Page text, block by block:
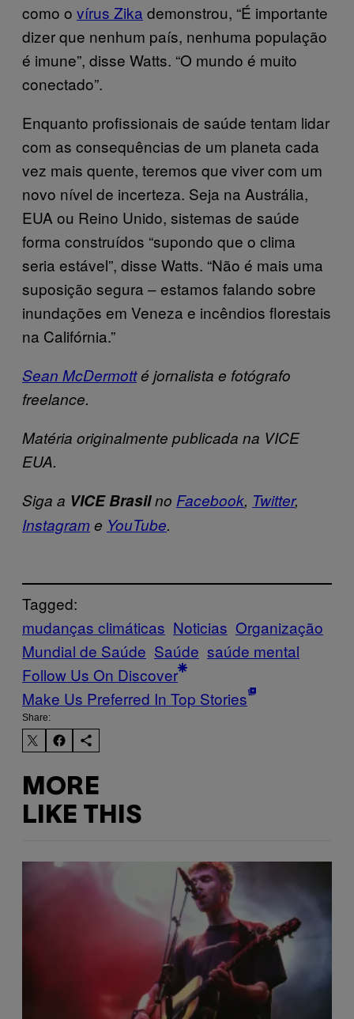
como o vírus Zika demonstrou, “É importante
dizer que nenhum país, nenhuma população
é imune”, disse Watts. “O mundo é muito
conectado”.
Enquanto profissionais de saúde tentam lidar
com as consequências de um planeta cada
vez mais quente, teremos que viver com um
novo nível de incerteza. Seja na Austrália,
EUA ou Reino Unido, sistemas de saúde
forma construídos “supondo que o clima
seria estável”, disse Watts. “Não é mais uma
suposição segura – estamos falando sobre
inundações em Veneza e incêndios florestais
na Califórnia.”
Sean McDermotté jornalista e fotógrafo
freelance.
Matéria originalmente publicada na VICE
EUA.
Siga a VICE Brasilno Facebook, Twitter,
Instagrame YouTube.
Tagged:
mudanças climáticas Noticias Organização
Mundial de Saúde Saúde saúde mental
Follow Us On Discover
Make Us Preferred In Top Stories
Share:
MORE
LIKE THIS